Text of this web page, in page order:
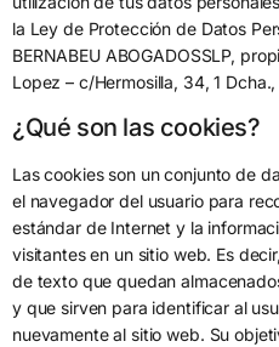
la Ley de Protección de Datos
BERNABEU ABOGADOSSLP,
Lopez – c/Hermosilla, 34, 1
¿Qué son las cookies?
Las cookies son un conjunto de
el navegador del usuario para
estándar de Internet y la
visitantes en un sitio web. Es
de texto que quedan
y que sirven para identificar al
nuevamente al sitio web. Su